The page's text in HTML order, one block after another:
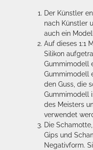
Der Künstler
nach Künstler
auch ein
Auf dieses 1:1
Silikon
Gummimodell
Gummimodell
den Guss, die
Gummimodell
des Meisters
verwendet
Die
Gips und
Negativform.